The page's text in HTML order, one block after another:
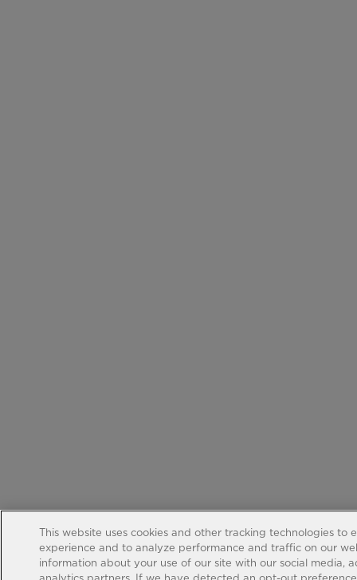
This website uses cookies and other tracking technologies to
experience and to analyze performance and traffic on our
information about your use of our site with our social media,